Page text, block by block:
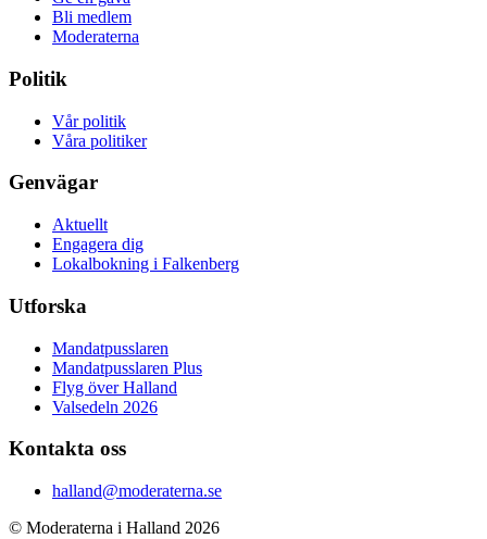
Bli medlem
Moderaterna
Politik
Vår politik
Våra politiker
Genvägar
Aktuellt
Engagera dig
Lokalbokning i Falkenberg
Utforska
Mandatpusslaren
Mandatpusslaren Plus
Flyg över Halland
Valsedeln 2026
Kontakta oss
halland@moderaterna.se
© Moderaterna i Halland 2026